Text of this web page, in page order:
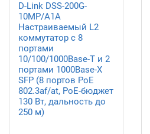
D-Link DSS-200G-
10MP/A1A
Настраиваемый L2
коммутатор с 8
портами
10/100/1000Base-T и 2
портами 1000Base-X
SFP (8 портов PoE
802.3af/at, PoE-бюджет
130 Вт, дальность до
250 м)